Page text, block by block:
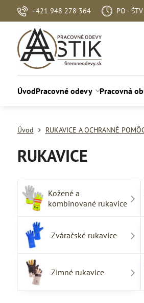
+421 948 278 364 PO -
ÚvodPracovné odevy Pracovná
Úvod RUKAVICE A OCHRANNÉ
RUKAVICE
Kožené a
kombinované rukavice
Zváračské rukavice
Zimné rukavice